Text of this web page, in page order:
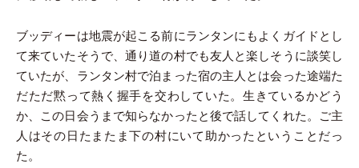
ブッディーは地震が起こる前にランタンにもよくガイドとし
て来ていたそうで、通り道の村でも友人と楽しそうに談笑し
ていたが、ランタン村で泊まった宿の主人とは会った途端た
だただ黙って熱く握手を交わしていた。生きているかどう
か、この日会うまで知らなかったと後で話してくれた。ご主
人はその日たまたま下の村にいて助かったということだっ
た。